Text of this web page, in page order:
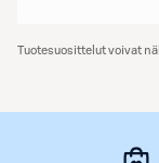
Tuotesuosittelut voivat